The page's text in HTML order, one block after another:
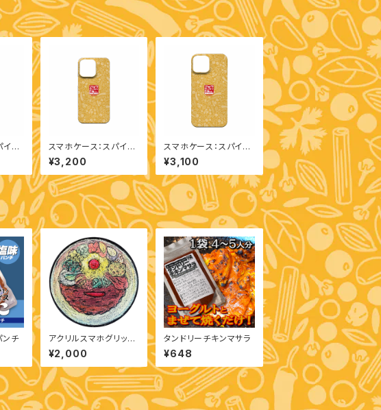
イス
M
スマホケース：スパイス
柄（iPhone 13 Pro）
¥3,200
スマホケース：スパイス
柄（iPhone 13 mini）
¥3,100
ンチ
アクリルスマホグリッ
プ：カレーチョークアー
ト
¥2,000
タンドリーチキンマサラ
¥648